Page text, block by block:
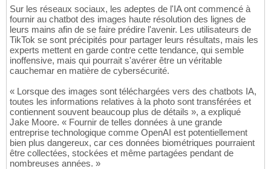
Sur les réseaux sociaux, les adeptes de l'IA ont commencé à
fournir au chatbot des images haute résolution des lignes de
leurs mains afin de se faire prédire l'avenir. Les utilisateurs de
TikTok se sont précipités pour partager leurs résultats, mais les
experts mettent en garde contre cette tendance, qui semble
inoffensive, mais qui pourrait s'avérer être un véritable
cauchemar en matière de cybersécurité.
« Lorsque des images sont téléchargées vers des chatbots IA,
toutes les informations relatives à la photo sont transférées et
contiennent souvent beaucoup plus de détails », a expliqué
Jake Moore. « Fournir de telles données à une grande
entreprise technologique comme OpenAI est potentiellement
bien plus dangereux, car ces données biométriques pourraient
être collectées, stockées et même partagées pendant de
nombreuses années. »